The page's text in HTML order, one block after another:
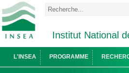
Institut National
L'INSEA PROGRAMME